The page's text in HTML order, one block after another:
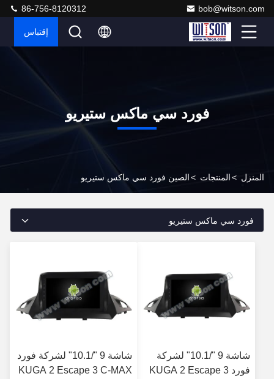
bob@witson.com
86-756-8120312
إقتباس
فورد سي ماكس ستيريو
المنزل >المنتجات >الصين فورد سي ماكس ستيريو
فورد سي ماكس ستيريو
شاشة 9 "/10.1" لشركة
فورد KUGA 2 Escape 3
شاشة 9 "/10.1" لشركة فورد
KUGA 2 Escape 3 C-MAX